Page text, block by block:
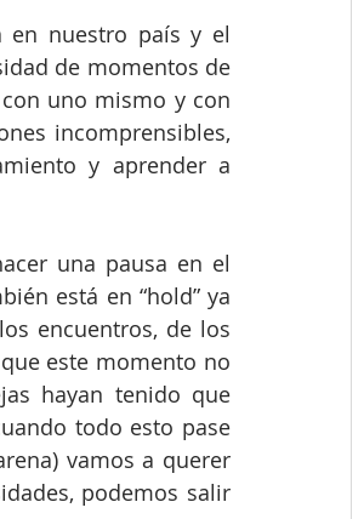
en nuestro país y el
de momentos de
uno mismo y con
incomprensibles,
y aprender a
una pausa en el
está en “hold” ya
encuentros, de los
este momento no
hayan tenido que
todo esto pase
vamos a querer
podemos salir